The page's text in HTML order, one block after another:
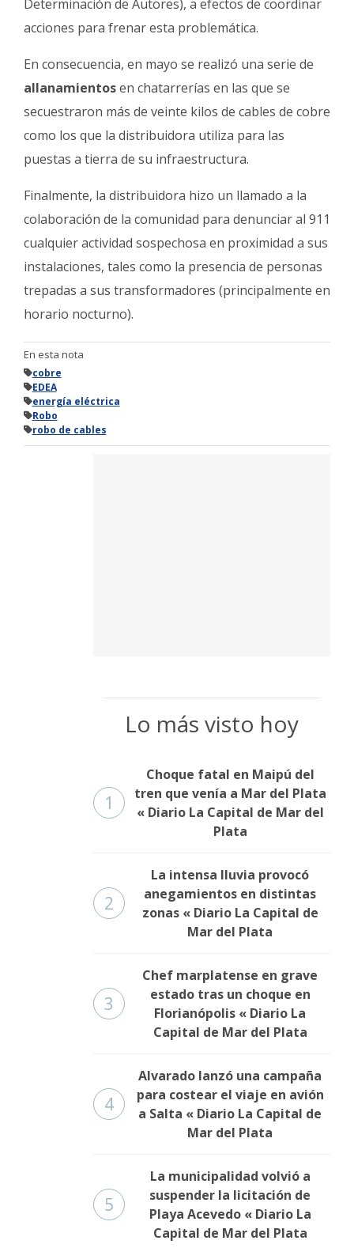
Determinación de Autores), a efectos de coordinar
acciones para frenar esta problemática.
En consecuencia, en mayo se realizó una serie de
allanamientosen chatarrerías en las que se
secuestraron más de veinte kilos de cables de cobre
como los que la distribuidora utiliza para las
puestas a tierra de su infraestructura.
Finalmente, la distribuidora hizo un llamado a la
colaboración de la comunidad para denunciar al 911
cualquier actividad sospechosa en proximidad a sus
instalaciones, tales como la presencia de personas
trepadas a sus transformadores (principalmente en
horario nocturno).
En esta nota
cobre
EDEA
energía eléctrica
Robo
robo de cables
Lo más visto hoy
1
Choque fatal en Maipú del
tren que venía a Mar del Plata
« Diario La Capital de Mar del
Plata
2
La intensa lluvia provocó
anegamientos en distintas
zonas « Diario La Capital de
Mar del Plata
3
Chef marplatense en grave
estado tras un choque en
Florianópolis « Diario La
Capital de Mar del Plata
4
Alvarado lanzó una campaña
para costear el viaje en avión
a Salta « Diario La Capital de
Mar del Plata
5
La municipalidad volvió a
suspender la licitación de
Playa Acevedo « Diario La
Capital de Mar del Plata